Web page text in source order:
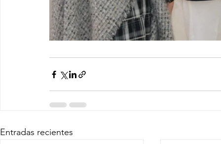
Entradas recientes